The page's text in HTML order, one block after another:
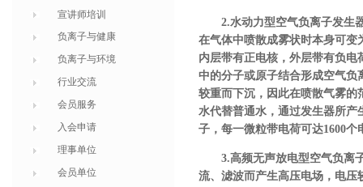
宣讲师培训
负离子与健康
负离子与环境
行业交流
会员服务
入会申请
理事单位
会员单位
2.水动力型空气负离子发生器
在气体中喷散成雾状时本身可变
内层带有正电核，外层带有负
中的分子或原子结合形成空气
较重而下沉，因此在喷散气雾的
水代替普通水，通过发生器所产
子，每一微粒带电荷可达1600个
3.高频无声放电型空气负离子
流、滤波而产生高压电场，电压